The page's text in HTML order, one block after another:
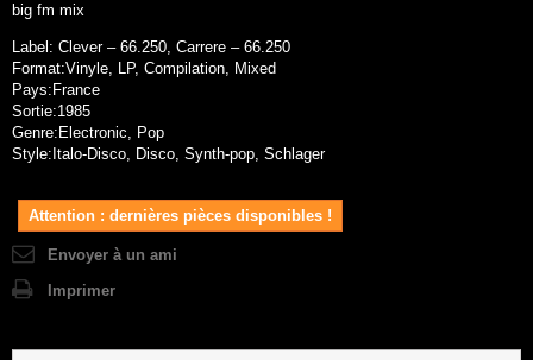
big fm mix
Label: Clever – 66.250, Carrere – 66.250
Format:Vinyle, LP, Compilation, Mixed
Pays:France
Sortie:1985
Genre:Electronic, Pop
Style:Italo-Disco, Disco, Synth-pop, Schlager
Attention : dernières pièces disponibles !
Envoyer à un ami
Imprimer